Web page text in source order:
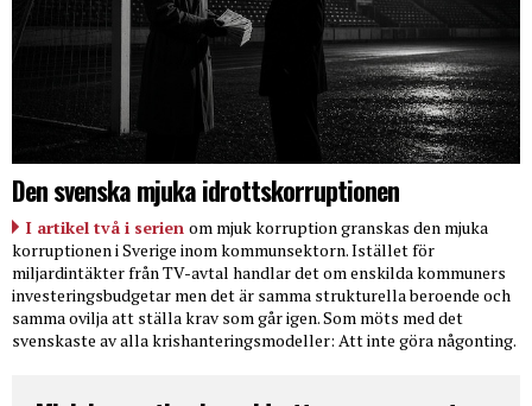
Den svenska mjuka idrottskorruptionen
I artikel två i serien om mjuk korruption granskas den mjuka
korruptionen i Sverige inom kommunsektorn. Istället för
miljardintäkter från TV-avtal handlar det om enskilda kommuners
investeringsbudgetar men det är samma strukturella beroende och
samma ovilja att ställa krav som går igen. Som möts med det
svenskaste av alla krishanteringsmodeller: Att inte göra någonting.